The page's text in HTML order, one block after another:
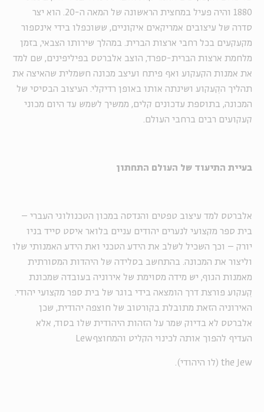
1880 והיה פעיל במחצית הראשונה של המאה ה-20. הוא יצר
סדרה של עיצובים אמריקאים איקוניים, ששוכפלו בידי אינספור
מקעקעים בכל רחבי ארצות הברית. במהלך שירותו הצבאי, בזמן
מלחמת ארצות הברית-ספרד, הוצב אלברטס בפיליפינים, שם למד
את אמנות הקעקוע ואף פיתח ועיצב מכונה חשמלית שהאיצה את
תהליך הקִעקוע ושינתה אותו באופן רדיקלי. העיצוב הבסיסי של
המכונה, בתוספת עדכונים קלים, ממשיך לשמש עד היום מכוני
קעקועים רבים ברחבי העולם.
בעיית התיעוד של העולם התחתון
אלברטס למד עיצוב טפטים והנדסה במכון הטכנולוגי העברי –
בית ספר מקצועי לנערים יהודים עניים בלואר איסט סייד בניו
יורק – וכך השכיל לשלב את הידע הטכני ואת הידע האמנותי שלו
וליצור את המכונה. בהתחשב בסלידה של היהדות המסורתית
מאמנות הגוף, יש מידה מסוימת של אירוניה בעובדה שמכונת
קִעקוע פורצת דרך הומצאה בידי בוגר של בית ספר מקצועי יהודי.
האירוניה הזאת מתובלת בקורטוב של חוצפה יהודית, שכן
אלברטס לא בדיוק שמר על הזהות היהודית שלו בסוד, אלא
העדיף להפוך אותה לכינוי הקליט והמחוצףLew
the Jew (לו היהודי).